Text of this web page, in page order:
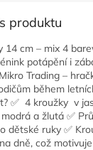
produktu
14 cm – mix 4
potápění i
Trading –
během
✅ 4 kroužky v
a žlutá ✅
dětské ruky ✅
dně, což